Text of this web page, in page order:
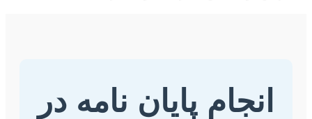
انجام پایان نامه در